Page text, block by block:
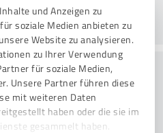
und Anzeigen zu
soziale Medien anbieten zu
Website zu analysieren.
zu Ihrer Verwendung
für soziale Medien,
Unsere Partner führen diese
mit weiteren Daten
haben oder die sie im
gesammelt haben.